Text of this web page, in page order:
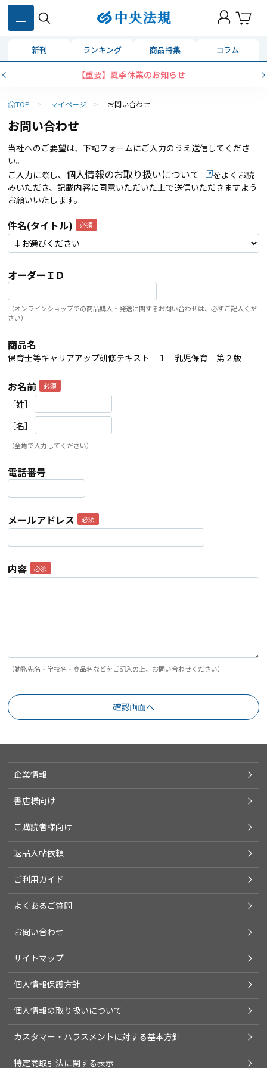
新刊 ランキング 商品特集 コラム
【重要】夏季休業のお知らせ
TOP > マイページ > お問い合わせ
お問い合わせ
当社へのご要望は、下記フォームにご入力のうえ送信してくださ
い。
ご入力に際し、 個人情報のお取り扱いについて
をよくお読
みいただき、記載内容に同意いただいた上で送信いただきますよう
お願いいたします。
件名(タイトル)
オーダーＩＤ
（オンラインショップでの商品購入・発送に関するお問い合わせは、必ずご記入くだ
さい）
商品名
保育士等キャリアアップ研修テキスト １ 乳児保育 第２版
お名前
［姓］
［名］
（全角で入力してください）
電話番号
メールアドレス
内容
（勤務先名・学校名・商品名などをご記入の上、お問い合わせください）
企業情報
書店様向け
ご購読者様向け
返品入帖依頼
ご利用ガイド
よくあるご質問
お問い合わせ
サイトマップ
個人情報保護方針
個人情報の取り扱いについて
カスタマー・ハラスメントに対する基本方針
特定商取引法に関する表示